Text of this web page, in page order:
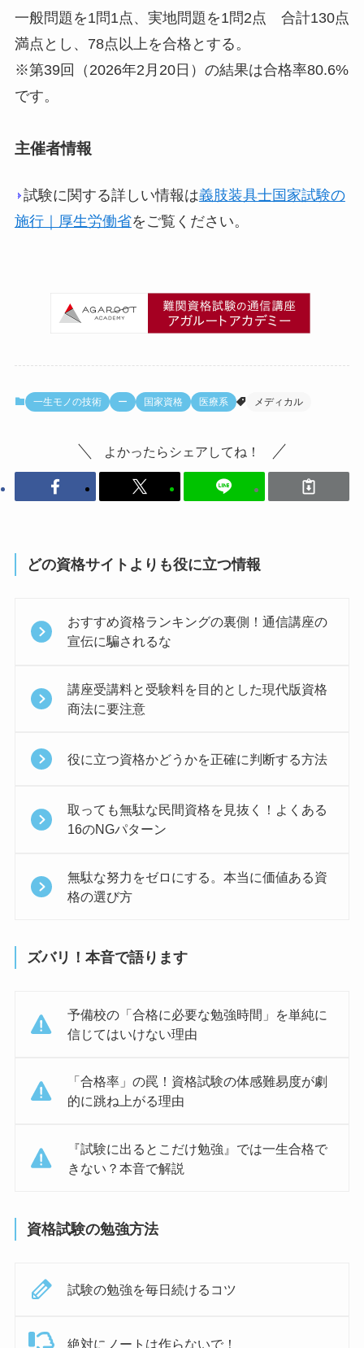
一般問題を1問1点、実地問題を1問2点 合計130点
満点とし、78点以上を合格とする。
※第39回（2026年2月20日）の結果は合格率80.6%
です。
主催者情報
試験に関する詳しい情報は義肢装具士国家試験の
施行｜厚生労働省をご覧ください。
一生モノの技術 ー 国家資格 医療系 メディカル
よかったらシェアしてね！
どの資格サイトよりも役に立つ情報
おすすめ資格ランキングの裏側！通信講座の
宣伝に騙されるな
講座受講料と受験料を目的とした現代版資格
商法に要注意
役に立つ資格かどうかを正確に判断する方法
取っても無駄な民間資格を見抜く！よくある
16のNGパターン
無駄な努力をゼロにする。本当に価値ある資
格の選び方
ズバリ！本音で語ります
予備校の「合格に必要な勉強時間」を単純に
信じてはいけない理由
「合格率」の罠！資格試験の体感難易度が劇
的に跳ね上がる理由
『試験に出るとこだけ勉強』では一生合格で
きない？本音で解説
資格試験の勉強方法
試験の勉強を毎日続けるコツ
絶対にノートは作らないで！